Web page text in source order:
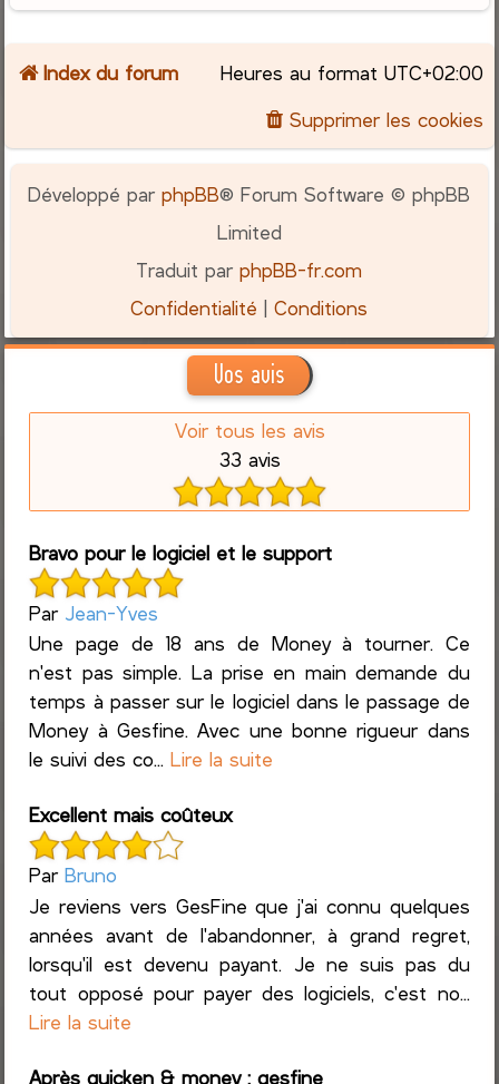
Index du forum Heures au format UTC+02:00
Supprimer les cookies
Développé parphpBB® Forum Software © phpBB
Limited
Traduit parphpBB-fr.com
Confidentialité |Conditions
Vos avis
Voir tous les avis
33 avis
Bravo pour le logiciel et le support
Par Jean-Yves
Une page de 18 ans de Money à tourner. Ce
n'est pas simple. La prise en main demande du
temps à passer sur le logiciel dans le passage de
Money à Gesfine. Avec une bonne rigueur dans
le suivi des co...Lire la suite
Excellent mais coûteux
ParBruno
Je reviens vers GesFine que j'ai connu quelques
années avant de l'abandonner, à grand regret,
lorsqu'il est devenu payant. Je ne suis pas du
tout opposé pour payer des logiciels, c'est no...
Lire la suite
Après quicken & money : gesfine